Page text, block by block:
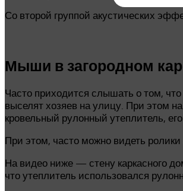
Со второй группой акустических
Мыши в загородном
Часто приходится слышать о том,
выселят хозяев на улицу. При этом
кровельный рулонный утеплитель,
При этом, часто можно видеть ролики
На видео ниже — стену каркасного
что утеплитель использовался